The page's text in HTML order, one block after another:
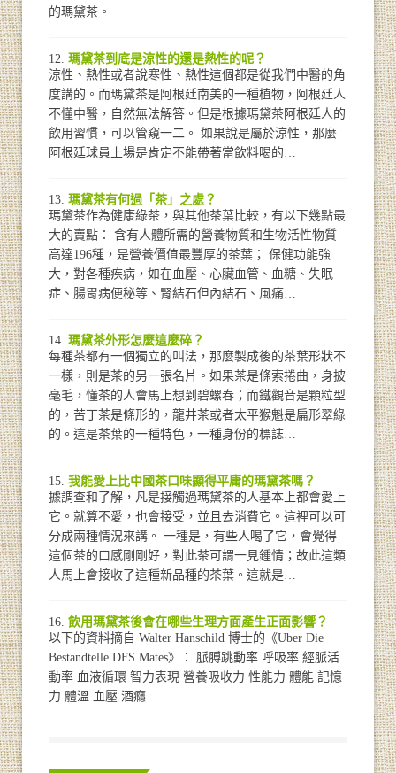
的瑪黛茶。
瑪黛茶到底是涼性的還是熱性的呢？
涼性、熱性或者說寒性、熱性這個都是從我們中醫的角
度講的。而瑪黛茶是阿根廷南美的一種植物，阿根廷人
不懂中醫，自然無法解答。但是根據瑪黛茶阿根廷人的
飲用習慣，可以管窺一二。 如果說是屬於涼性，那麼
阿根廷球員上場是肯定不能帶著當飲料喝的…
瑪黛茶有何過「茶」之處？
瑪黛茶作為健康綠茶，與其他茶葉比較，有以下幾點最
大的賣點： 含有人體所需的營養物質和生物活性物質
高達196種，是營養價值最豐厚的茶葉； 保健功能強
大，對各種疾病，如在血壓、心臟血管、血糖、失眠
症、腸胃病便秘等、腎結石但內結石、風痛…
瑪黛茶外形怎麼這麼碎？
每種茶都有一個獨立的叫法，那麼製成後的茶葉形狀不
一樣，則是茶的另一張名片。如果茶是條索捲曲，身披
毫毛，懂茶的人會馬上想到碧螺春；而鐵觀音是顆粒型
的，苦丁茶是條形的，龍井茶或者太平猴魁是扁形翠綠
的。這是茶葉的一種特色，一種身份的標誌…
我能愛上比中國茶口味顯得平庸的瑪黛茶嗎？
據調查和了解，凡是接觸過瑪黛茶的人基本上都會愛上
它。就算不愛，也會接受，並且去消費它。這裡可以可
分成兩種情況來講。 一種是，有些人喝了它，會覺得
這個茶的口感剛剛好，對此茶可謂一見鍾情；故此這類
人馬上會接收了這種新品種的茶葉。這就是…
飲用瑪黛茶後會在哪些生理方面產生正面影響？
以下的資料摘自 Walter Hanschild 博士的《Uber Die
Bestandtelle DFS Mates》： 脈膊跳動率 呼吸率 經脈活
動率 血液循環 智力表現 營養吸收力 性能力 體能 記憶
力 體溫 血壓 酒癮 …